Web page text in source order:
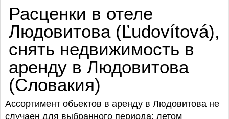
Расценки в отеле
Людовитова (Ľudovítová),
снять недвижимость в
аренду в Людовитова
(Словакия)
Ассортимент объектов в аренду в Людовитова не
случаен для выбранного периода: летом